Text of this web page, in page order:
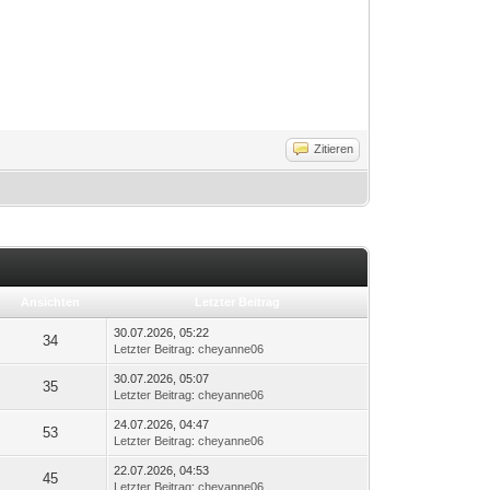
Zitieren
34
30.07.2026, 05:22
Letzter Beitrag:cheyanne06
35
30.07.2026, 05:07
Letzter Beitrag:cheyanne06
53
24.07.2026, 04:47
Letzter Beitrag:cheyanne06
45
22.07.2026, 04:53
Letzter Beitrag:cheyanne06